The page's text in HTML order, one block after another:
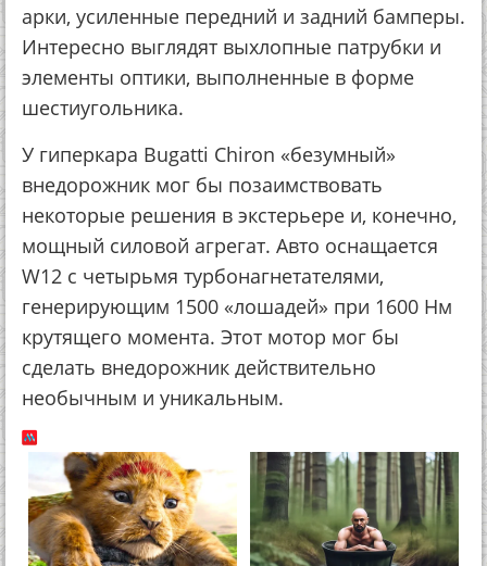
арки, усиленные передний и задний бамперы.
Интересно выглядят выхлопные патрубки и
элементы оптики, выполненные в форме
шестиугольника.
У гиперкара Bugatti Chiron «безумный»
внедорожник мог бы позаимствовать
некоторые решения в экстерьере и, конечно,
мощный силовой агрегат. Авто оснащается
W12 с четырьмя турбонагнетателями,
генерирующим 1500 «лошадей» при 1600 Нм
крутящего момента. Этот мотор мог бы
сделать внедорожник действительно
необычным и уникальным.